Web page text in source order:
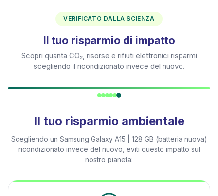
VERIFICATO DALLA SCIENZA
Il tuo risparmio di impatto
Scopri quanta CO₂, risorse e rifiuti elettronici risparmi
scegliendo il ricondizionato invece del nuovo.
Il tuo risparmio ambientale
Scegliendo un Samsung Galaxy A15 | 128 GB (batteria nuova)
ricondizionato invece del nuovo, eviti questo impatto sul
nostro pianeta: